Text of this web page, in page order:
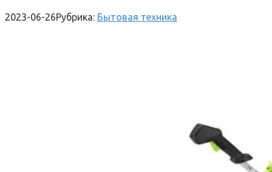
2023-06-26Рубрика: Бытовая техника